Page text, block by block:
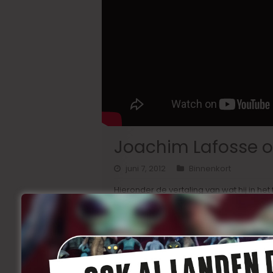
Joachim Lafosse
juni 7, 2012
Binnenkort
Hieronder de vertaling van wat hij in het
Emilie Dequenne . Ongelooflijk. Ik vind
eigenlijk een beetje idioot is. Want hij
verdiende om mee te dingen naar de
een film waarvoor ze de prijs voor de
beweerden dat ze zich niet bewust
ondanks haarzelf. Ze heeft het niet